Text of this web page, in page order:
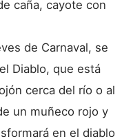
caña, cayote con
de Carnaval, se
Diablo, que está
cerca del río o al
un muñeco rojo y
en el diablo